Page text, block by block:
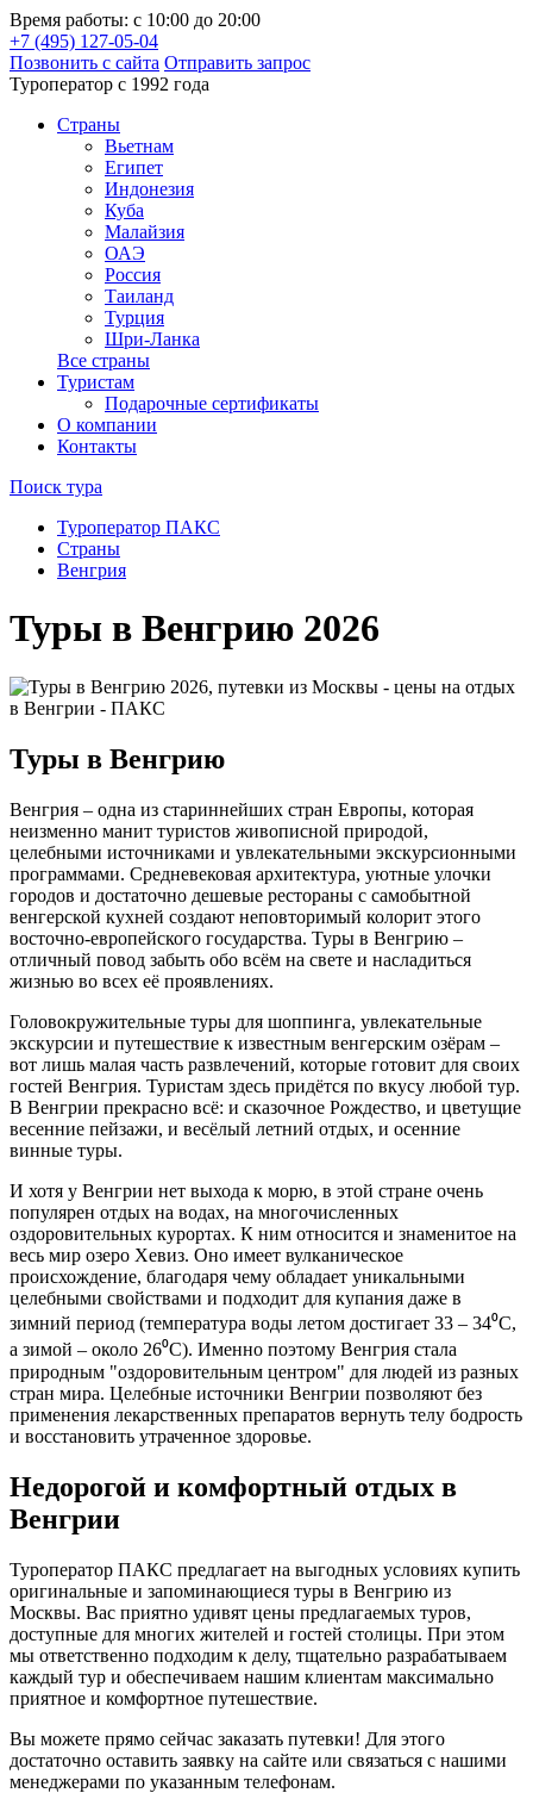
Время работы: с 10:00 до 20:00
+7 (495) 127-05-04
Позвонить с сайта Отправить запрос
Туроператор с 1992 года
Cтраны
Вьетнам
Египет
Индонезия
Куба
Малайзия
ОАЭ
Россия
Таиланд
Турция
Шри-Ланка
Все страны
Туристам
Подарочные сертификаты
О компании
Контакты
Поиск тура
Туроператор ПАКС
Cтраны
Венгрия
Туры в Венгрию 2026
Туры в Венгрию
Венгрия – одна из стариннейших стран Европы, которая
неизменно манит туристов живописной природой,
целебными источниками и увлекательными экскурсионными
программами. Средневековая архитектура, уютные улочки
городов и достаточно дешевые рестораны с самобытной
венгерской кухней создают неповторимый колорит этого
восточно-европейского государства. Туры в Венгрию –
отличный повод забыть обо всём на свете и насладиться
жизнью во всех её проявлениях.
Головокружительные туры для шоппинга, увлекательные
экскурсии и путешествие к известным венгерским озёрам –
вот лишь малая часть развлечений, которые готовит для своих
гостей Венгрия. Туристам здесь придётся по вкусу любой тур.
В Венгрии прекрасно всё: и сказочное Рождество, и цветущие
весенние пейзажи, и весёлый летний отдых, и осенние
винные туры.
И хотя у Венгрии нет выхода к морю, в этой стране очень
популярен отдых на водах, на многочисленных
оздоровительных курортах. К ним относится и знаменитое на
весь мир озеро Хевиз. Оно имеет вулканическое
происхождение, благодаря чему обладает уникальными
целебными свойствами и подходит для купания даже в
зимний период (температура воды летом достигает 33 – 34⁰C,
а зимой – около 26⁰C). Именно поэтому Венгрия стала
природным "оздоровительным центром" для людей из разных
стран мира. Целебные источники Венгрии позволяют без
применения лекарственных препаратов вернуть телу бодрость
и восстановить утраченное здоровье.
Недорогой и комфортный отдых в
Венгрии
Туроператор ПАКС предлагает на выгодных условиях купить
оригинальные и запоминающиеся туры в Венгрию из
Москвы. Вас приятно удивят цены предлагаемых туров,
доступные для многих жителей и гостей столицы. При этом
мы ответственно подходим к делу, тщательно разрабатываем
каждый тур и обеспечиваем нашим клиентам максимально
приятное и комфортное путешествие.
Вы можете прямо сейчас заказать путевки! Для этого
достаточно оставить заявку на сайте или связаться с нашими
менеджерами по указанным телефонам.